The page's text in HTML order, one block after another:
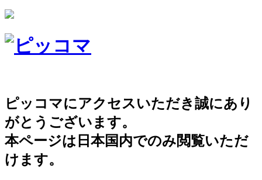
ピッコマにアクセスいただき誠にあり
がとうございます。
本ページは日本国内でのみ閲覧いただ
けます。